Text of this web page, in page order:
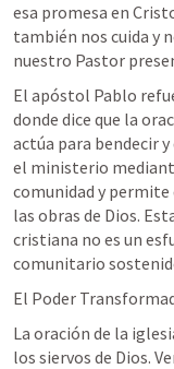
esa promesa en
también nos cuida y
nuestro Pastor
El apóstol Pablo
donde dice que la
actúa para bendecir
el ministerio
comunidad y
las obras de Dios.
cristiana no es un
comunitario
El Poder
La oración de la
los siervos de Dios.